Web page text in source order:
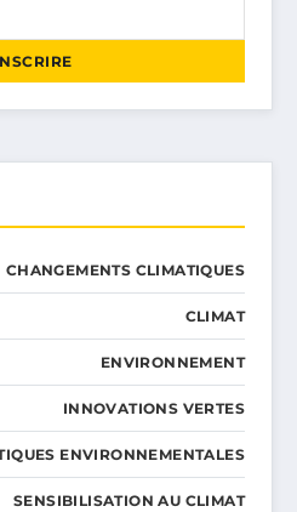
CHANGEMENTS CLIMATIQUES
CLIMAT
ENVIRONNEMENT
INNOVATIONS VERTES
ENVIRONNEMENTALES
SENSIBILISATION AU CLIMAT